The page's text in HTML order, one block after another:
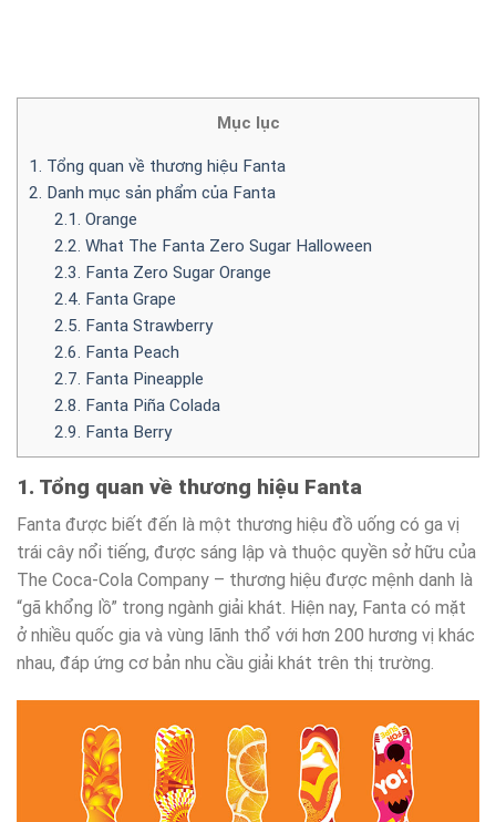
Mục lục
1. Tổng quan về thương hiệu Fanta
2. Danh mục sản phẩm của Fanta
2.1. Orange
2.2. What The Fanta Zero Sugar Halloween
2.3. Fanta Zero Sugar Orange
2.4. Fanta Grape
2.5. Fanta Strawberry
2.6. Fanta Peach
2.7. Fanta Pineapple
2.8. Fanta Piña Colada
2.9. Fanta Berry
1. Tổng quan về thương hiệu Fanta
Fanta được biết đến là một thương hiệu đồ uống có ga vị
trái cây nổi tiếng, được sáng lập và thuộc quyền sở hữu của
The Coca-Cola Company – thương hiệu được mệnh danh là
“gã khổng lồ” trong ngành giải khát. Hiện nay, Fanta có mặt
ở nhiều quốc gia và vùng lãnh thổ với hơn 200 hương vị khác
nhau, đáp ứng cơ bản nhu cầu giải khát trên thị trường.